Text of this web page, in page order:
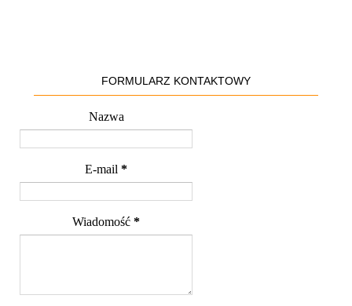
FORMULARZ KONTAKTOWY
Nazwa
E-mail *
Wiadomość *